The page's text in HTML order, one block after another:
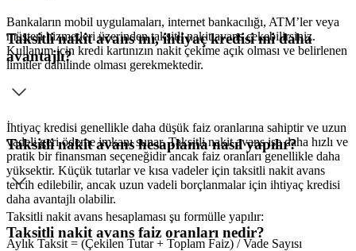
Bankaların mobil uygulamaları, internet bankacılığı, ATM’ler veya
müşteri hizmetleri üzerinden taksitli nakit avans çekebilirsiniz.
Kullanım için kredi kartınızın nakit çekime açık olması ve belirlenen
limitler dahilinde olması gerekmektedir.
Taksitli nakit avans mı, ihtiyaç kredisi mi daha
avantajlı?
İhtiyaç kredisi genellikle daha düşük faiz oranlarına sahiptir ve uzun
vadeli geri ödeme imkanı sunar. Taksitli nakit avans ise daha hızlı ve
pratik bir finansman seçeneğidir ancak faiz oranları genellikle daha
yüksektir. Küçük tutarlar ve kısa vadeler için taksitli nakit avans
tercih edilebilir, ancak uzun vadeli borçlanmalar için ihtiyaç kredisi
daha avantajlı olabilir.
Taksitli nakit avans hesaplama nasıl yapılır?
Taksitli nakit avans hesaplaması şu formülle yapılır:
Aylık Taksit = (Çekilen Tutar + Toplam Faiz) / Vade Sayısı
Taksitli nakit avans faiz oranları nedir?